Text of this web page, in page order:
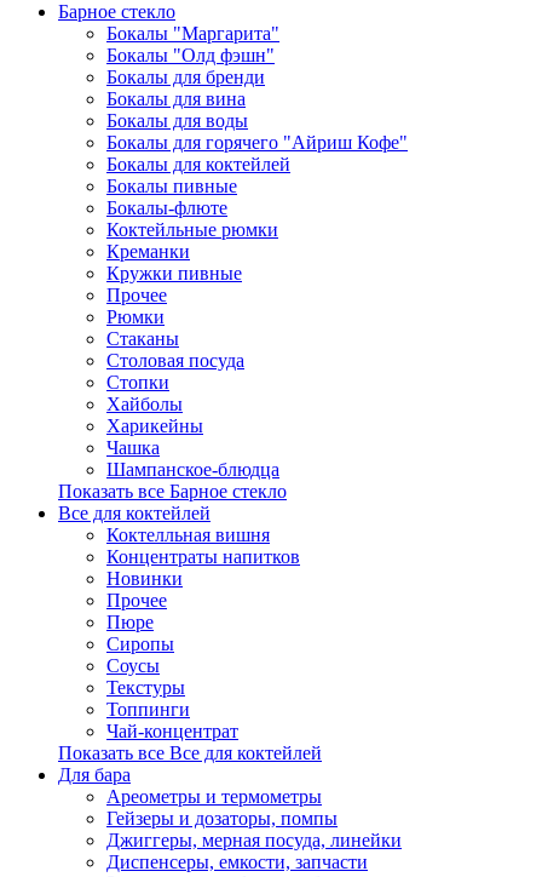
Барное стекло
Бокалы "Маргарита"
Бокалы "Олд фэшн"
Бокалы для бренди
Бокалы для вина
Бокалы для воды
Бокалы для горячего "Айриш Кофе"
Бокалы для коктейлей
Бокалы пивные
Бокалы-флюте
Коктейльные рюмки
Креманки
Кружки пивные
Прочее
Рюмки
Стаканы
Столовая посуда
Стопки
Хайболы
Харикейны
Чашка
Шампанское-блюдца
Показать все Барное стекло
Все для коктейлей
Коктелльная вишня
Концентраты напитков
Новинки
Прочее
Пюре
Сиропы
Соусы
Текстуры
Топпинги
Чай-концентрат
Показать все Все для коктейлей
Для бара
Ареометры и термометры
Гейзеры и дозаторы, помпы
Джиггеры, мерная посуда, линейки
Диспенсеры, емкости, запчасти